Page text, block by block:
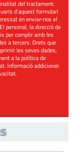
del tractament:
d’aquest formulari
en enviar-nos el
personal, la direcció de
per complir amb les
a tercers. Drets que
les seves dades,
a la política de
. Informació addicional:
.